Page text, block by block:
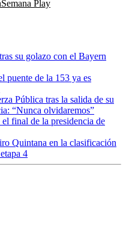
Semana Play
su golazo con el Bayern
puente de la 153 ya es
Pública tras la salida de su
“Nunca olvidaremos”
final de la presidencia de
Quintana en la clasificación
4